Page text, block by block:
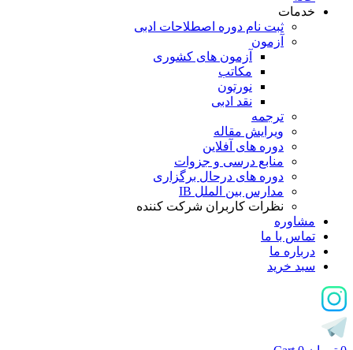
خدمات
ثبت نام دوره اصطلاحات ادبی
آزمون
آزمون های کشوری
مکاتب
نورتون
نقد ادبی
ترجمه
ویرایش مقاله
دوره های آفلاین
منابع درسی و جزوات
دوره های درحال برگزاری
مدارس بین الملل IB
نظرات کاربران شرکت کننده
مشاوره
تماس با ما
درباره ما
سبد خرید